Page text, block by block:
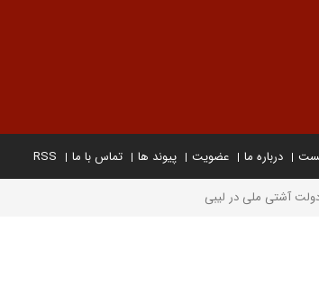
درباره ما عضویت پیوند ها تماس با ما RSS
آشتی ملی در لیبی